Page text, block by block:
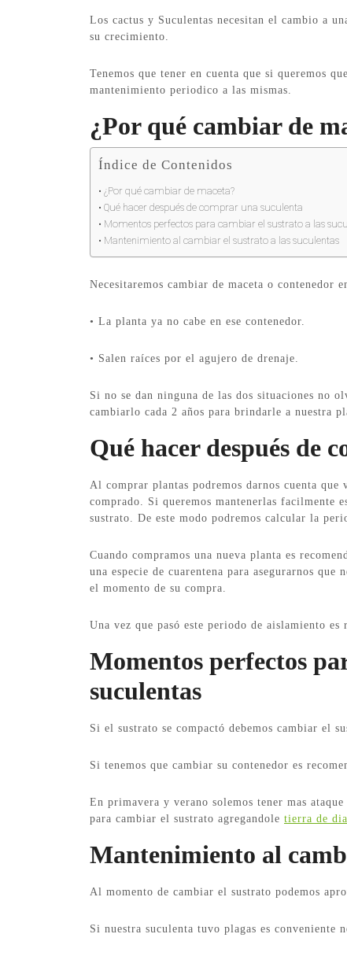
Los cactus y Suculentas necesitan el cambio a
su crecimiento.
Tenemos que tener en cuenta que si queremos
mantenimiento periodico a las mismas.
¿Por qué cambiar de
Índice de Contenidos
¿Por qué cambiar de maceta?
Qué hacer después de comprar una suculenta
Momentos perfectos para cambiar el sustrato a las
Mantenimiento al cambiar el sustrato a las suculentas
Necesitaremos cambiar de maceta o contenedor
• La planta ya no cabe en ese contenedor.
• Salen raíces por el agujero de drenaje.
Si no se dan ninguna de las dos situaciones no
cambiarlo cada 2 años para brindarle a nuestra
Qué hacer después de
Al comprar plantas podremos darnos cuenta que
comprado. Si queremos mantenerlas facilmente
sustrato. De este modo podremos calcular la
Cuando compramos una nueva planta es
una especie de cuarentena para asegurarnos
el momento de su compra.
Una vez que pasó este periodo de aislamiento es
Momentos perfectos
suculentas
Si el sustrato se compactó debemos cambiar el
Si tenemos que cambiar su contenedor es
En primavera y verano solemos tener mas
para cambiar el sustrato agregandole tierra de
Mantenimiento al
Al momento de cambiar el sustrato podemos
Si nuestra suculenta tuvo plagas es conveniente